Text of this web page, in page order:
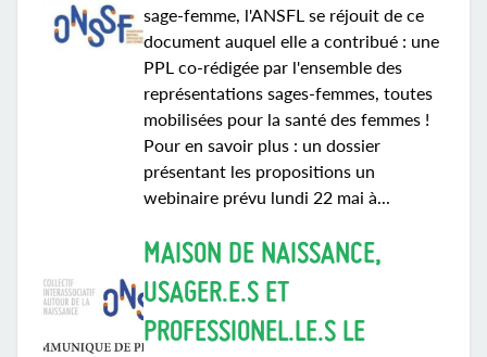
sage-femme, l'ANSFL se réjouit de ce
document auquel elle a contribué : une
PPL co-rédigée par l'ensemble des
représentations sages-femmes, toutes
mobilisées pour la santé des femmes !
Pour en savoir plus : un dossier
présentant les propositions un
webinaire prévu lundi 22 mai à...
MAISON DE NAISSANCE,
USAGER.E.S ET
PROFESSIONEL.LE.S LE